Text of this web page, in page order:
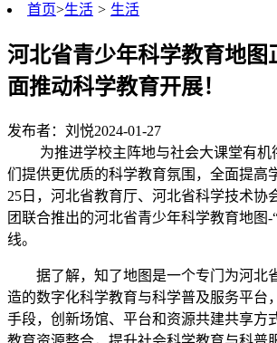
首页>生活 > 生活
河北省青少年科学教育地图
面推动科学教育开展！
发布者：刘悦2024-01-27
为推进学校主阵地与社会大课堂有机
们提供更优质的科学教育氛围，全面提高
25日，河北省教育厅、河北省科学技术协
团联合推出的河北省青少年科学教育地图-
线。
据了解，知了地图是一个专门为河北
造的数字化科学教育与科学普及服务平台
手段，创新场馆、平台和资源共建共享方